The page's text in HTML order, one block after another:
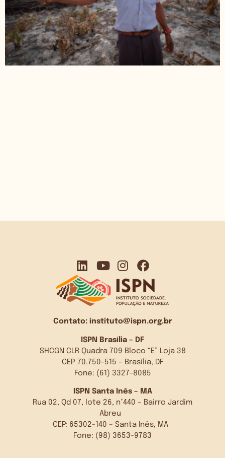
Contato: instituto@ispn.org.br
ISPN Brasília – DF
SHCGN CLR Quadra 709 Bloco “E” Loja 38
CEP 70.750-515 – Brasília, DF
Fone: (61) 3327-8085
ISPN Santa Inês – MA
Rua 02, Qd 07, lote 26, n°440 – Bairro Jardim
Abreu
CEP: 65302-140 – Santa Inês, MA
Fone: (98) 3653-9783